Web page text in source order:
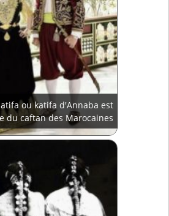
ou katifa d'Annaba est
du caftan des Marocaines